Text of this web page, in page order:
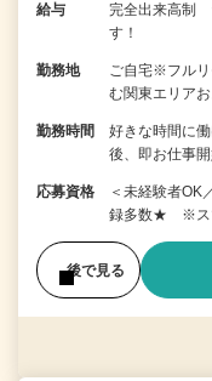
給与
完全出来高制
す！
勤務地
ご自宅※フル
む関東エリア
勤務時間
好きな時間に
後、即お仕事
応募資格
＜未経験者
録多数★ ※ス
後で見る